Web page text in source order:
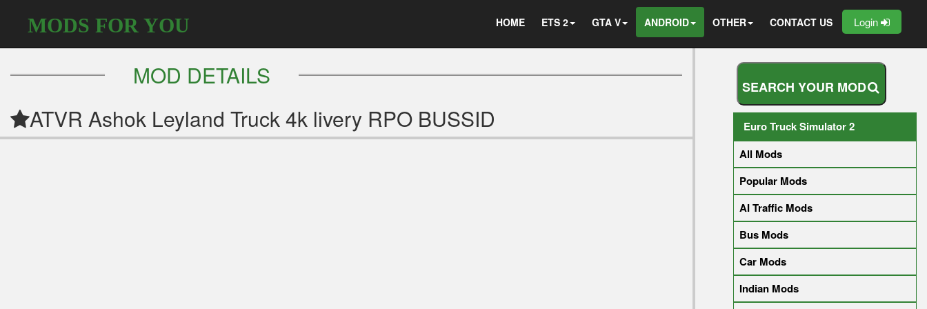
MODS FOR YOU HOME ETS 2 GTA V ANDROID OTHER CONTACT US Login
MOD DETAILS
ATVR Ashok Leyland Truck 4k livery RPO BUSSID
SEARCH YOUR MOD
Euro Truck Simulator 2
All Mods
Popular Mods
AI Traffic Mods
Bus Mods
Car Mods
Indian Mods